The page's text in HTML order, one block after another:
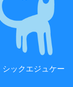
ックエジュケー